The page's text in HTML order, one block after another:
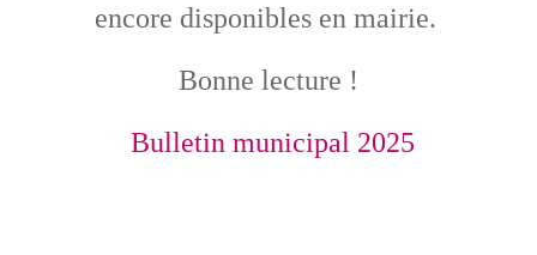
encore disponibles en mairie.
Bonne lecture !
Bulletin municipal 2025